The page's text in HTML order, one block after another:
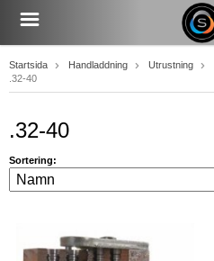
Startsida Handladdning Utrustning
.32-40
.32-40
Sortering: